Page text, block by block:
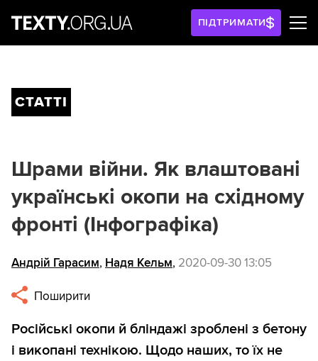
ПІДТРИМАТИ
СТАТТІ
Шрами війни. Як влаштовані
українські окопи на східному
фронті (Інфографіка)
Андрій Гарасим, Надя Кельм, 2020-09-30 13:05
Поширити
Російські окопи й бліндажі зроблені з бетону
і викопані технікою. Щодо наших, то їх не